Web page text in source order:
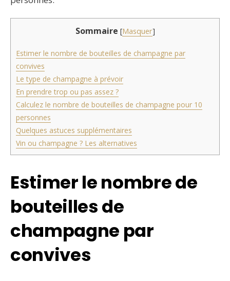
Sommaire [Masquer]
Estimer le nombre de bouteilles de champagne par
convives
Le type de champagne à prévoir
En prendre trop ou pas assez ?
Calculez le nombre de bouteilles de champagne pour 10
personnes
Quelques astuces supplémentaires
Vin ou champagne ? Les alternatives
Estimer le nombre de
bouteilles de
champagne par
convives